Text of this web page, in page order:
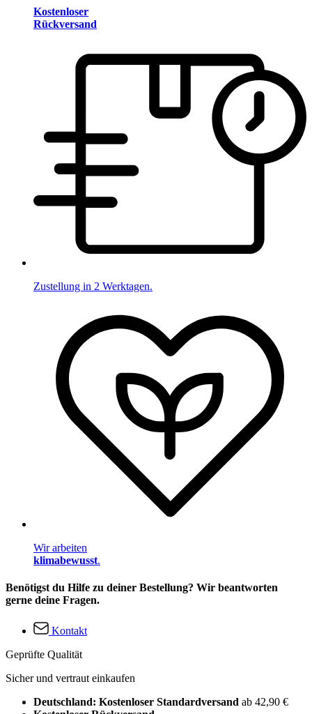
Kostenloser
Rückversand
Zustellung in 2 Werktagen.
Wir arbeiten
klimabewusst.
Benötigst du Hilfe zu deiner Bestellung? Wir beantworten
gerne deine Fragen.
Kontakt
Geprüfte Qualität
Sicher und vertraut einkaufen
Deutschland: Kostenloser Standardversand ab 42,90 €